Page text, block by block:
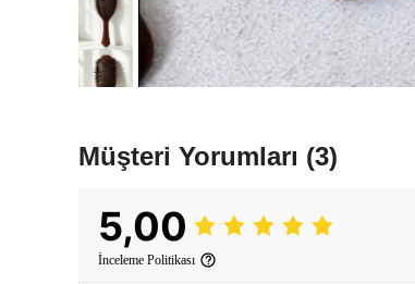
Müşteri Yorumları (3)
5,00
İnceleme Politikası